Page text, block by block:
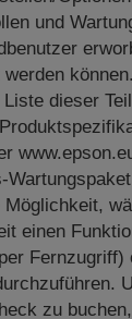
und
werden
dieser
Möglichkeit,
einen
Fernzugriff)
zu